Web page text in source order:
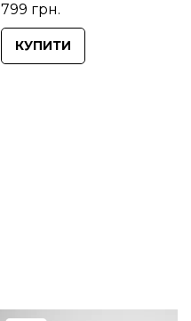
799 грн.
КУПИТИ